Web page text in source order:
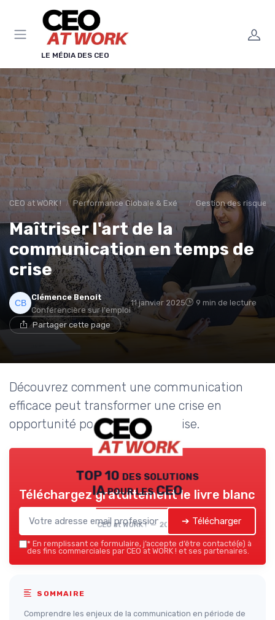
LE MÉDIA DES CEO
CEO at WORK ! Performance Globale & Exécution Gestion des risques
Maîtriser l'art de la
communication en temps de
crise
Clémence Benoit
Conférencière sur l'emploi
11 janvier 2025 9 min de lecture
Partager cette page
Découvrez comment une communication
efficace peut transformer une crise en
opportunité pour votre entreprise.
TOP 10 des solutions
IA pour les CEO
CEO at WORK ! — 2026
Téléchargez gratuitement le livre blanc
➔ Télécharger
* En remplissant ce formulaire, j’accepte d’être contacté(e) à
des fins commerciales par CEO at WORK ! et ses partenaires.
SOMMAIRE
Comprendre les enjeux de la communication en période de
Panneau de gestion des cookies